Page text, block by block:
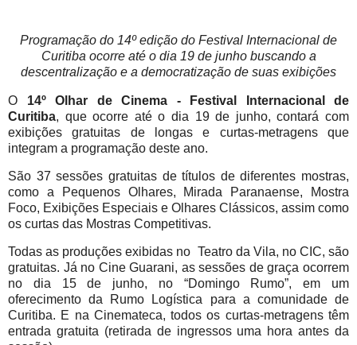
Programação do 14º edição do Festival Internacional de
Curitiba ocorre até o dia 19 de junho buscando a
descentralização e a democratização de suas exibições
O 14º Olhar de Cinema - Festival Internacional de
Curitiba, que ocorre até o dia 19 de junho, contará com
exibições gratuitas de longas e curtas-metragens que
integram a programação deste ano.
São 37 sessões gratuitas de títulos de diferentes mostras,
como a Pequenos Olhares, Mirada Paranaense, Mostra
Foco, Exibições Especiais e Olhares Clássicos, assim como
os curtas das Mostras Competitivas.
Todas as produções exibidas no Teatro da Vila, no CIC, são
gratuitas. Já no Cine Guarani, as sessões de graça ocorrem
no dia 15 de junho, no “Domingo Rumo”, em um
oferecimento da Rumo Logística para a comunidade de
Curitiba. E na Cinemateca, todos os curtas-metragens têm
entrada gratuita (retirada de ingressos uma hora antes da